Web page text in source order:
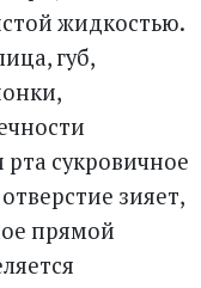
жидкостью.
губ,
сукровичное
зияет,
прямой